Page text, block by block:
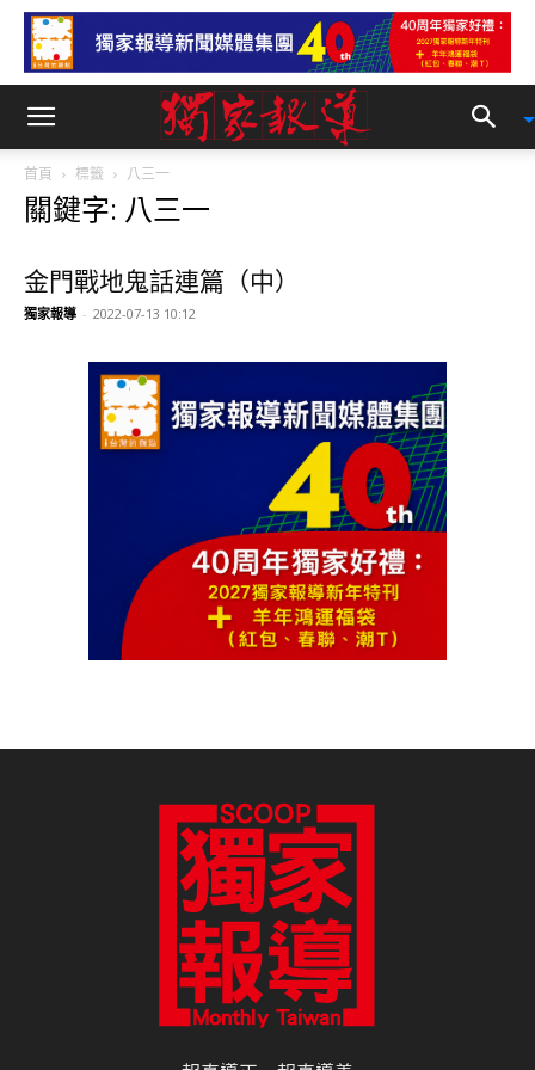
首頁 標籤 八三一
關鍵字: 八三一
金門戰地鬼話連篇（中）
獨家報導 - 2022-07-13 10:12